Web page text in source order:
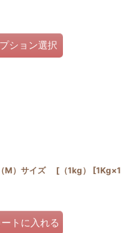
ション選択
M）サイズ [（1kg） [1Kg×1
トに入れる